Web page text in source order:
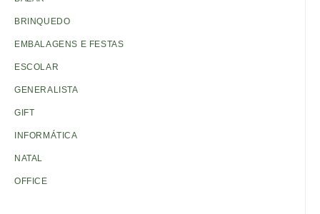
BRINQUEDO
EMBALAGENS E FESTAS
ESCOLAR
GENERALISTA
GIFT
INFORMÁTICA
NATAL
OFFICE